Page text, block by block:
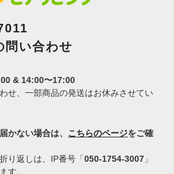
問い合わせ
& 14:00〜17:00
せ、一部商品の発送はお休みさせてい
かない場合は、 こちらのページをご確
り返しは、IP番号「050-1754-3007 」
す。